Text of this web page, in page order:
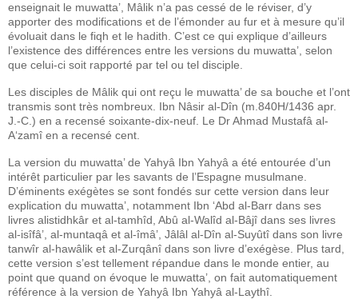
enseignait le muwatta’, Mâlik n’a pas cessé de le réviser, d’y
apporter des modifications et de l’émonder au fur et à mesure qu’il
évoluait dans le fiqh et le hadith. C’est ce qui explique d’ailleurs
l’existence des différences entre les versions du muwatta’, selon
que celui-ci soit rapporté par tel ou tel disciple.
Les disciples de Mâlik qui ont reçu le muwatta’ de sa bouche et l’ont
transmis sont très nombreux. Ibn Nâsir al-Dîn (m.840H/1436 apr.
J.-C.) en a recensé soixante-dix-neuf. Le Dr Ahmad Mustafâ al-
A‘zamî en a recensé cent.
La version du muwatta’ de Yahyâ Ibn Yahyâ a été entourée d’un
intérêt particulier par les savants de l’Espagne musulmane.
D’éminents exégètes se sont fondés sur cette version dans leur
explication du muwatta’, notamment Ibn ‘Abd al-Barr dans ses
livres alistidhkâr et al-tamhîd, Abû al-Walîd al-Bâjî dans ses livres
al-isîfâ’, al-muntaqâ et al-îmâ’, Jâlâl al-Dîn al-Suyûtî dans son livre
tanwîr al-hawâlik et al-Zurqânî dans son livre d’exégèse. Plus tard,
cette version s’est tellement répandue dans le monde entier, au
point que quand on évoque le muwatta’, on fait automatiquement
référence à la version de Yahyâ Ibn Yahyâ al-Laythî.